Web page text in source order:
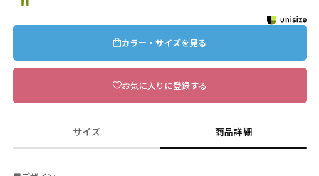
カラー・サイズを見る
お気に入りに登録する
サイズ 商品詳細